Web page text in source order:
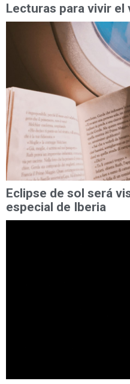
Lecturas para vivir el
Eclipse de sol será
especial de Iberia